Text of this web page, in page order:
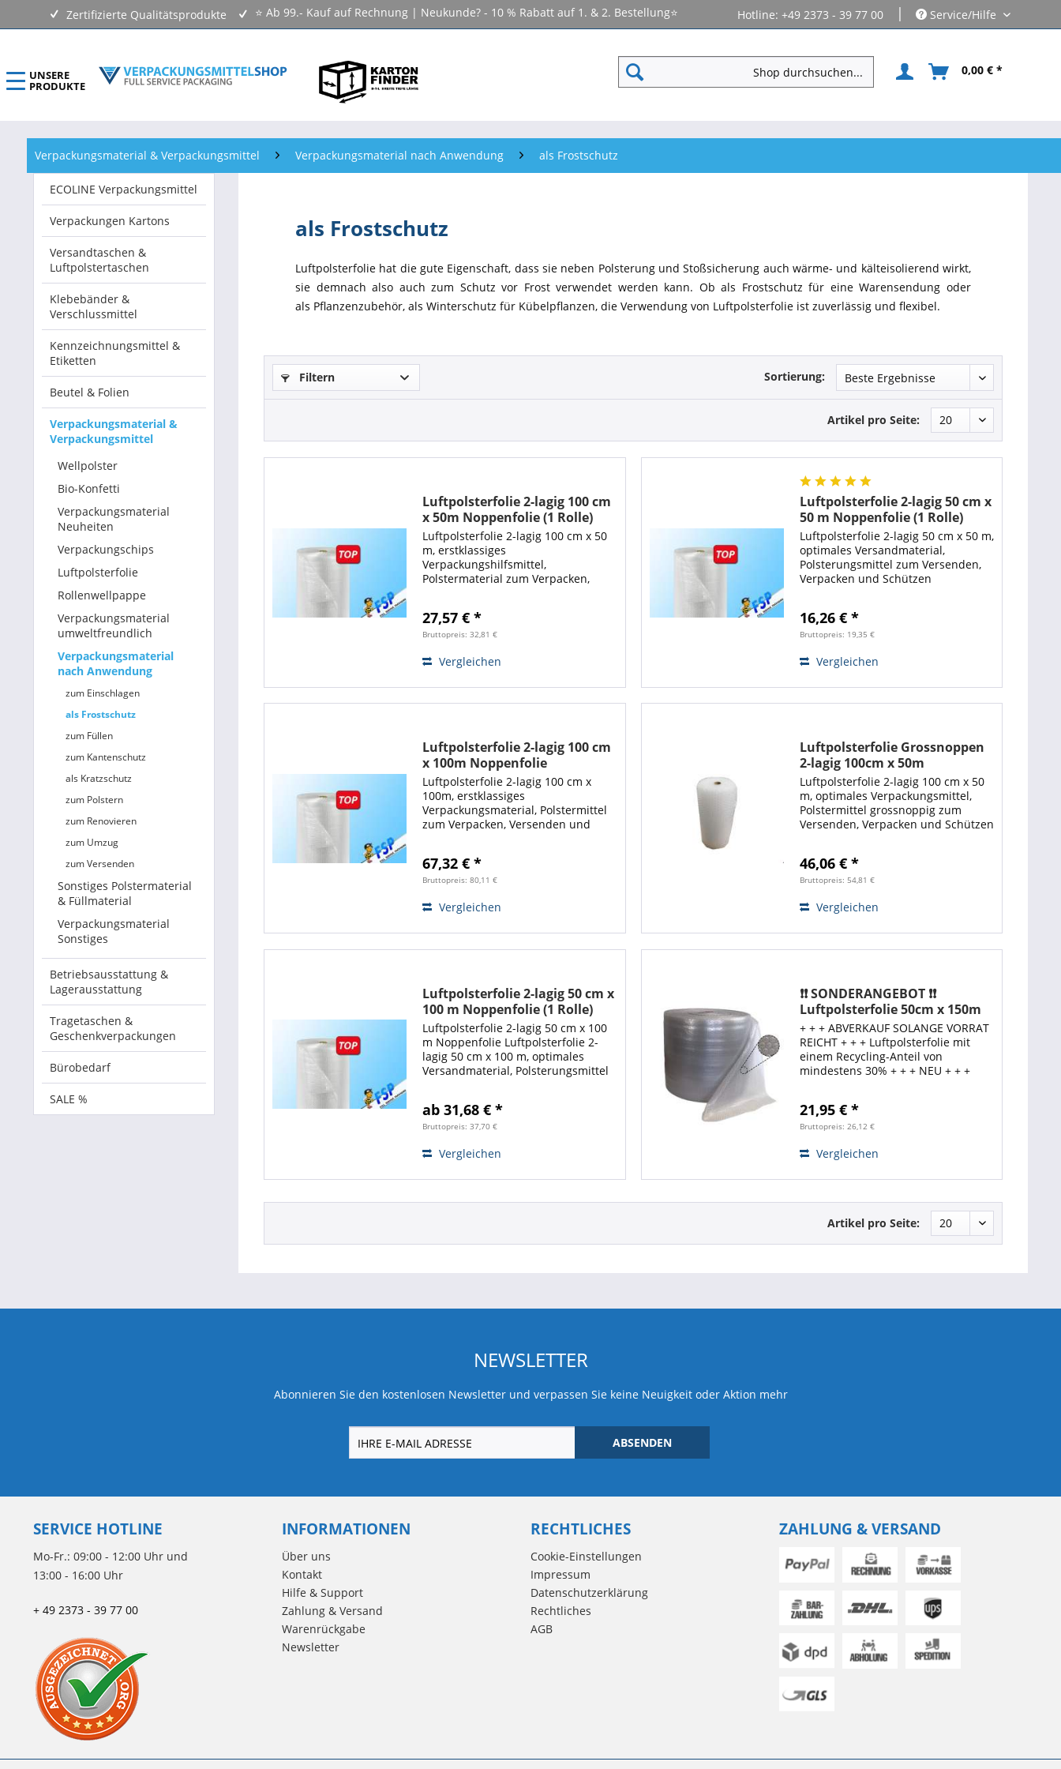
Zertifizierte Qualitätsprodukte ⭐ Ab 99.- Kauf auf Rechnung | Neukunde? - 10 % Rabatt auf 1. & 2. Bestellung⭐ Hotline: +49 2373 - 39 77 00 | Service/Hilfe
UNSERE
PRODUKTE
0,00 € *
ECOLINE Verpackungsmittel
Verpackungen Kartons
Versandtaschen & Luftpolstertaschen
Klebebänder & Verschlussmittel
Kennzeichnungsmittel & Etiketten
Beutel & Folien
Verpackungsmaterial & Verpackungsmittel
Betriebsausstattung & Lagerausstattung
Tragetaschen & Geschenkverpackungen
Bürobedarf
SALE %
Verpackungsmaterial & Verpackungsmittel Verpackungsmaterial nach Anwendung als Frostschutz
ECOLINE Verpackungsmittel
Verpackungen Kartons
Versandtaschen &
Luftpolstertaschen
Klebebänder &
Verschlussmittel
Kennzeichnungsmittel &
Etiketten
Beutel & Folien
Verpackungsmaterial &
Verpackungsmittel
Wellpolster
Bio-Konfetti
Verpackungsmaterial
Neuheiten
Verpackungschips
Luftpolsterfolie
Rollenwellpappe
Verpackungsmaterial
umweltfreundlich
Verpackungsmaterial
nach Anwendung
zum Einschlagen
als Frostschutz
zum Füllen
zum Kantenschutz
als Kratzschutz
zum Polstern
zum Renovieren
zum Umzug
zum Versenden
Sonstiges Polstermaterial
& Füllmaterial
Verpackungsmaterial
Sonstiges
Betriebsausstattung &
Lagerausstattung
Tragetaschen &
Geschenkverpackungen
Bürobedarf
SALE %
als Frostschutz
Luftpolsterfolie hat die gute Eigenschaft, dass sie neben Polsterung und Stoßsicherung auch wärme- und kälteisolierend wirkt,
sie demnach also auch zum Schutz vor Frost verwendet werden kann. Ob als Frostschutz für eine Warensendung oder
als Pflanzenzubehör, als Winterschutz für Kübelpflanzen, die Verwendung von Luftpolsterfolie ist zuverlässig und flexibel.
Filtern Sortierung:
Artikel pro Seite:
Luftpolsterfolie 2-lagig 100 cm
x 50m Noppenfolie (1 Rolle)
Luftpolsterfolie 2-lagig 100 cm x 50
m, erstklassiges
Verpackungshilfsmittel,
Polstermaterial zum Verpacken,
Polsterwirkung für sicheren Schutz
Ihrer Verpackungen. Die...
27,57 € *
Bruttopreis: 32,81 €
Vergleichen
Luftpolsterfolie 2-lagig 50 cm x
50 m Noppenfolie (1 Rolle)
Luftpolsterfolie 2-lagig 50 cm x 50 m,
optimales Versandmaterial,
Polsterungsmittel zum Versenden,
Verpacken und Schützen
Ihrer Verpackungen. Die
Luftpolsterfolie hat...
16,26 € *
Bruttopreis: 19,35 €
Vergleichen
Luftpolsterfolie 2-lagig 100 cm
x 100m Noppenfolie
Luftpolsterfolie 2-lagig 100 cm x
100m, erstklassiges
Verpackungsmaterial, Polstermittel
zum Verpacken, Versenden und
für sicheren Schutz Ihrer
Verpackungen. Die Luftpolsterfolie...
67,32 € *
Bruttopreis: 80,11 €
Vergleichen
Luftpolsterfolie Grossnoppen
2-lagig 100cm x 50m
Noppenfolie
Luftpolsterfolie 2-lagig 100 cm x 50
m, optimales Verpackungsmittel,
Polstermittel grossnoppig zum
Versenden, Verpacken und Schützen
Ihrer Verpackungen. Die...
46,06 € *
Bruttopreis: 54,81 €
Vergleichen
Luftpolsterfolie 2-lagig 50 cm x
100 m Noppenfolie (1 Rolle)
Luftpolsterfolie 2-lagig 50 cm x 100
m Noppenfolie Luftpolsterfolie 2-
lagig 50 cm x 100 m, optimales
Versandmaterial, Polsterungsmittel
Gegenstände. Gute Polsterwirkung
für sicheren...
ab 31,68 € *
Bruttopreis: 37,70 €
Vergleichen
❗❗ SONDERANGEBOT ❗❗
Luftpolsterfolie 50cm x 150m
*aus min. 30% recyceltem
Material
+ + + ABVERKAUF SOLANGE VORRAT
REICHT + + + Luftpolsterfolie mit
einem Recycling-Anteil von
mindestens 30% + + + NEU + + +
Versand von Paketen. Zuverlässige
Polsterung durch...
21,95 € *
Bruttopreis: 26,12 €
Vergleichen
Artikel pro Seite:
NEWSLETTER
Abonnieren Sie den kostenlosen Newsletter und verpassen Sie keine Neuigkeit oder Aktion mehr
ABSENDEN
SERVICE HOTLINE
Mo-Fr.: 09:00 - 12:00 Uhr und
13:00 - 16:00 Uhr
+ 49 2373 - 39 77 00
INFORMATIONEN
Über uns
Kontakt
Hilfe & Support
Zahlung & Versand
Warenrückgabe
Newsletter
RECHTLICHES
Cookie-Einstellungen
Impressum
Datenschutzerklärung
Rechtliches
AGB
ZAHLUNG & VERSAND